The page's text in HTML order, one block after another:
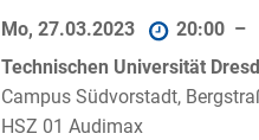
Mo, 27.03.2023 20:00 –
Technischen Universität
Campus Südvorstadt,
HSZ 01 Audimax